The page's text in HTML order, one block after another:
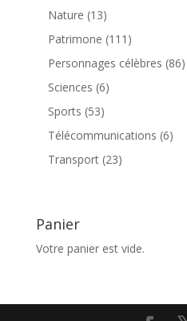
Nature 1313
produits
Patrimone 111 111
produits
Personnages célèbres 8686
Sciences 66
Sports 5353
produits
Télécommunications 66
Transport 2323
Panier
Votre panier est vide.